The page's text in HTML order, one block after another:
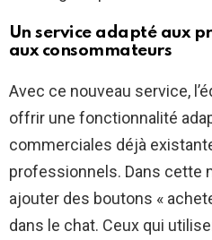
Un service adapté aux
aux consommateurs
Avec ce nouveau service,
offrir une fonctionnalité
commerciales déjà
professionnels. Dans cette
ajouter des boutons «
dans le chat. Ceux qui